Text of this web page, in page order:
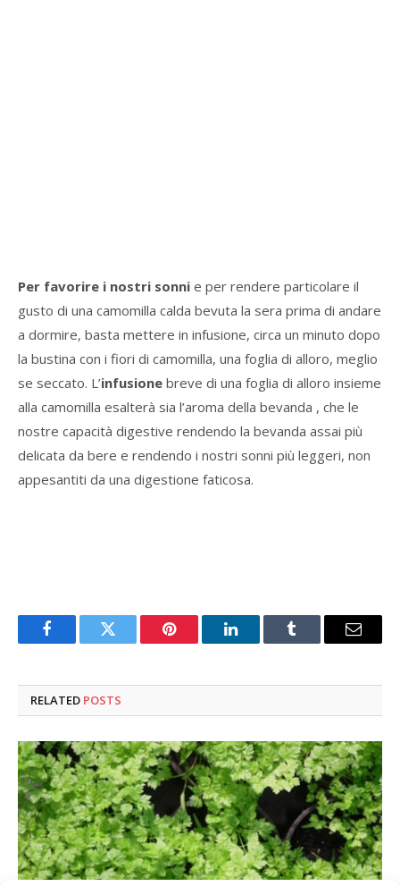
Per favorire i nostri sonni e per rendere particolare il
gusto di una camomilla calda bevuta la sera prima di andare
a dormire, basta mettere in infusione, circa un minuto dopo
la bustina con i fiori di camomilla, una foglia di alloro, meglio
se seccato. L’infusione breve di una foglia di alloro insieme
alla camomilla esalterà sia l’aroma della bevanda , che le
nostre capacità digestive rendendo la bevanda assai più
delicata da bere e rendendo i nostri sonni più leggeri, non
appesantiti da una digestione faticosa.
FacebookTwitter Pinterest LinkedInTumblr Email
RELATED POSTS